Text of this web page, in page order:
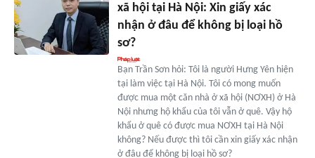
xã hội tại Hà Nội: Xin giấy xác
nhận ở đâu để không bị loại hồ
sơ?
Bạn Trần Sơn hỏi: Tôi là người Hưng Yên hiện
tại làm việc tại Hà Nội. Tôi có mong muốn
được mua một căn nhà ở xã hội (NƠXH) ở Hà
Nội nhưng hộ khẩu của tôi vẫn ở quê. Vậy hộ
khẩu ở quê có được mua NƠXH tại Hà Nội
không? Nếu được thì tôi cần xin giấy xác nhận
ở đâu để không bị loại hồ sơ?